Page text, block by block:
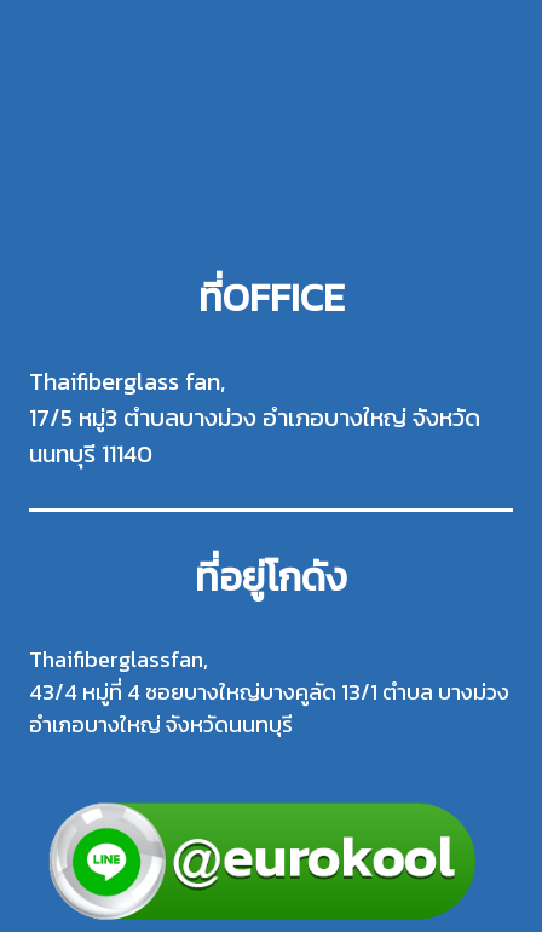
ที่OFFICE
Thaifiberglass fan,
17/5 หมู่3 ตำบลบางม่วง อำเภอบางใหญ่ จังหวัด
นนทบุรี 11140
ที่อยู่โกดัง
Thaifiberglassfan,
43/4 หมู่ที่ 4 ซอยบางใหญ่บางคูลัด 13/1 ตำบล บางม่วง
อำเภอบางใหญ่ จังหวัดนนทบุรี